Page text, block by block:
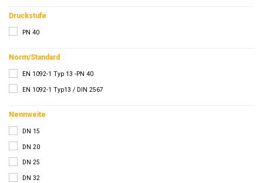
Druckstufe
PN 40
Norm/Standard
EN 1092-1 Typ 13 -PN 40
EN 1092-1 Typ13 / DIN 2567
Nennweite
DN 15
DN 20
DN 25
DN 32